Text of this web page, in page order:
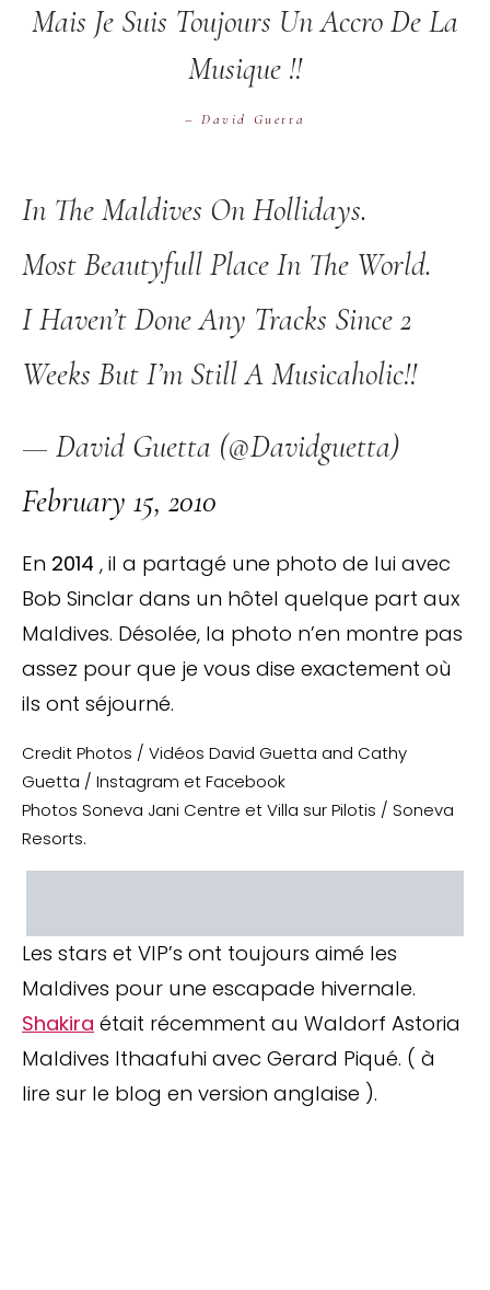
Mais Je Suis Toujours Un Accro De La
Musique !!
– David Guetta
In The Maldives On Hollidays.
Most Beautyfull Place In The World.
I Haven’t Done Any Tracks Since 2
Weeks But I’m Still A Musicaholic!!
— David Guetta (@davidguetta)
February 15, 2010
En 2014 , il a partagé une photo de lui avec
Bob Sinclar dans un hôtel quelque part aux
Maldives. Désolée, la photo n’en montre pas
assez pour que je vous dise exactement où
ils ont séjourné.
Credit Photos / Vidéos David Guetta and Cathy
Guetta / Instagram et Facebook
Photos Soneva Jani Centre et Villa sur Pilotis / Soneva
Resorts.
Les stars et VIP’s ont toujours aimé les
Maldives pour une escapade hivernale.
Shakira était récemment au Waldorf Astoria
Maldives Ithaafuhi avec Gerard Piqué. ( à
lire sur le blog en version anglaise ).